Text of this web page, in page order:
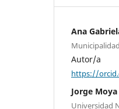
Ana
Autor/a
https://
Jorge
Universidad